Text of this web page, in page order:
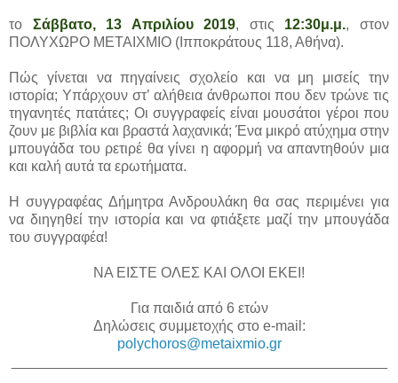
το Σάββατο, 13 Απριλίου 2019, στις 12:30μ.μ., στον
ΠΟΛΥΧΩΡΟ ΜΕΤΑΙΧΜΙΟ (Ιπποκράτους 118, Αθήνα).
Πώς γίνεται να πηγαίνεις σχολείο και να μη μισείς την
ιστορία; Υπάρχουν στ’ αλήθεια άνθρωποι που δεν τρώνε τις
τηγανητές πατάτες; Οι συγγραφείς είναι μουσάτοι γέροι που
ζουν με βιβλία και βραστά λαχανικά; Ένα μικρό ατύχημα στην
μπουγάδα του ρετιρέ θα γίνει η αφορμή να απαντηθούν μια
και καλή αυτά τα ερωτήματα.
Η συγγραφέας Δήμητρα Ανδρουλάκη θα σας περιμένει για
να διηγηθεί την ιστορία και να φτιάξετε μαζί την μπουγάδα
του συγγραφέα!
ΝΑ ΕΙΣΤΕ ΟΛΕΣ ΚΑΙ ΟΛΟΙ ΕΚΕΙ!
Για παιδιά από 6 ετών
Δηλώσεις συμμετοχής στο e-mail:
polychoros@metaixmio.gr